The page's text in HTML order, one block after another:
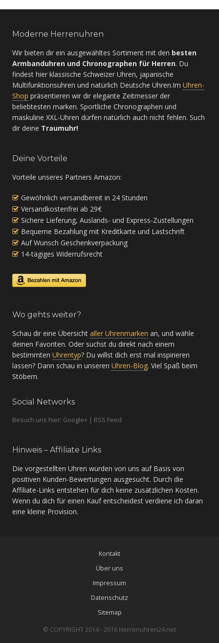
Moderne Herrenuhren
Wir bieten dir ein ausgewähltes Sortiment mit den besten
Armbanduhren und Chronographen für Herren. Du
findest hier klassische Schweizer Uhren, japanische
Multifunktionsuhren und natürlich Deutsche Uhren.Im Uhren-
Shop präsentieren wir dir elegante Zeitmesser der
beliebtesten marken. Sportliche Chronographen und
maskuline XXL-Uhren dürfen natürlich auch nicht fehlen. Such
dir deine Traumuhr!
Deine Vorteile
Vorteile unseres Partners Amazon:
Gewöhnlich versandbereit in 24 Stunden
Versandkostenfrei ab 29€
Sichere Lieferung, Auslands- und Express-Zustellungen
Bequeme Bezahlung mit Kreditkarte und Lastschrift
Auf Wunsch Geschenkverpackung
14-tägiges Widerrufsrecht
Wo gehts weiter?
Schau dir eine Übersicht aller Uhrenmarken an, und wähle
deinen Favoriten. Oder suchst du direkt nach einem
bestimmten Uhrentyp? Du willst dich erst mal inspirieren
lassen? Dann schau in unseren Uhren-Blog. Viel Spaß beim
Stöbern.
Social Networks
Besuch uns hier: Google+ | RSS Feed
Hinweis – Affiliate Links
Die vorgestellten Uhren wurden von uns auf Basis von
positiven Kunden-Bewertungen ausgesucht. Durch die
Affiliate-Links entstehen für dich keine zusätzlichen Kosten.
Wenn du dich für einen Kauf entscheidest verdiene ich daran
eine kleine Provision.
Kontakt
Über uns
Impressum
Datenschutz
Sitemap
© COPYRIGHT 2014 - 2016 Herrenuhren24.net